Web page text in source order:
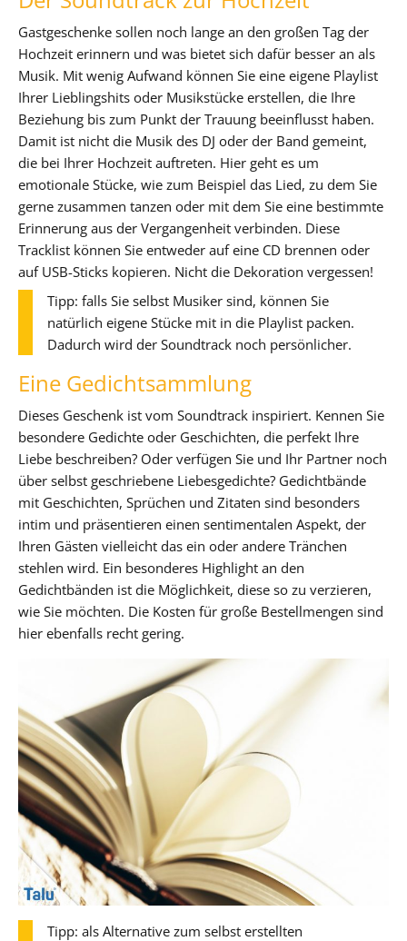
Gastgeschenke sollen noch lange an den großen Tag der
Hochzeit erinnern und was bietet sich dafür besser an als
Musik. Mit wenig Aufwand können Sie eine eigene Playlist
Ihrer Lieblingshits oder Musikstücke erstellen, die Ihre
Beziehung bis zum Punkt der Trauung beeinflusst haben.
Damit ist nicht die Musik des DJ oder der Band gemeint,
die bei Ihrer Hochzeit auftreten. Hier geht es um
emotionale Stücke, wie zum Beispiel das Lied, zu dem Sie
gerne zusammen tanzen oder mit dem Sie eine bestimmte
Erinnerung aus der Vergangenheit verbinden. Diese
Tracklist können Sie entweder auf eine CD brennen oder
auf USB-Sticks kopieren. Nicht die Dekoration vergessen!
Tipp: falls Sie selbst Musiker sind, können Sie
natürlich eigene Stücke mit in die Playlist packen.
Dadurch wird der Soundtrack noch persönlicher.
Eine Gedichtsammlung
Dieses Geschenk ist vom Soundtrack inspiriert. Kennen Sie
besondere Gedichte oder Geschichten, die perfekt Ihre
Liebe beschreiben? Oder verfügen Sie und Ihr Partner noch
über selbst geschriebene Liebesgedichte? Gedichtbände
mit Geschichten, Sprüchen und Zitaten sind besonders
intim und präsentieren einen sentimentalen Aspekt, der
Ihren Gästen vielleicht das ein oder andere Tränchen
stehlen wird. Ein besonderes Highlight an den
Gedichtbänden ist die Möglichkeit, diese so zu verzieren,
wie Sie möchten. Die Kosten für große Bestellmengen sind
hier ebenfalls recht gering.
Tipp: als Alternative zum selbst erstellten